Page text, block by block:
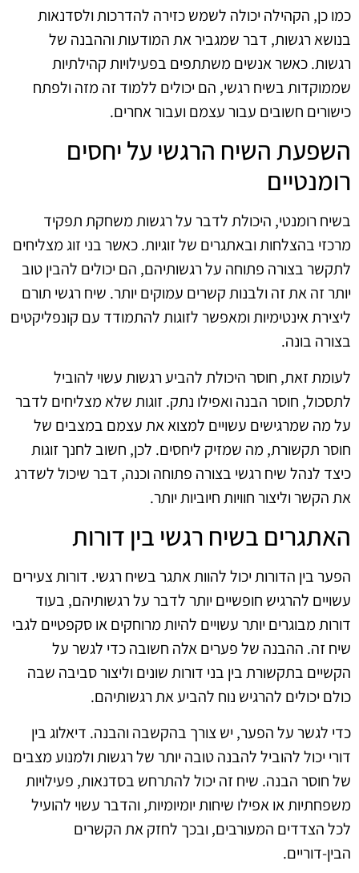
כמו כן, הקהילה יכולה לשמש כזירה להדרכות ולסדנאות
בנושא רגשות, דבר שמגביר את המודעות וההבנה של
רגשות. כאשר אנשים משתתפים בפעילויות קהילתיות
שממוקדות בשיח רגשי, הם יכולים ללמוד זה מזה ולפתח
כישורים חשובים עבור עצמם ועבור אחרים.
השפעת השיח הרגשי על יחסים
רומנטיים
בשיח רומנטי, היכולת לדבר על רגשות משחקת תפקיד
מרכזי בהצלחות ובאתגרים של זוגיות. כאשר בני זוג מצליחים
לתקשר בצורה פתוחה על רגשותיהם, הם יכולים להבין טוב
יותר זה את זה ולבנות קשרים עמוקים יותר. שיח רגשי תורם
ליצירת אינטימיות ומאפשר לזוגות להתמודד עם קונפליקטים
בצורה בונה.
לעומת זאת, חוסר היכולת להביע רגשות עשוי להוביל
לתסכול, חוסר הבנה ואפילו נתק. זוגות שלא מצליחים לדבר
על מה שמרגישים עשויים למצוא את עצמם במצבים של
חוסר תקשורת, מה שמזיק ליחסים. לכן, חשוב לחנך זוגות
כיצד לנהל שיח רגשי בצורה פתוחה וכנה, דבר שיכול לשדרג
את הקשר וליצור חוויות חיוביות יותר.
האתגרים בשיח רגשי בין דורות
הפער בין הדורות יכול להוות אתגר בשיח רגשי. דורות צעירים
עשויים להרגיש חופשיים יותר לדבר על רגשותיהם, בעוד
דורות מבוגרים יותר עשויים להיות מרוחקים או סקפטיים לגבי
שיח זה. ההבנה של פערים אלה חשובה כדי לגשר על
הקשיים בתקשורת בין בני דורות שונים וליצור סביבה שבה
כולם יכולים להרגיש נוח להביע את רגשותיהם.
כדי לגשר על הפער, יש צורך בהקשבה והבנה. דיאלוג בין
דורי יכול להוביל להבנה טובה יותר של רגשות ולמנוע מצבים
של חוסר הבנה. שיח זה יכול להתרחש בסדנאות, פעילויות
משפחתיות או אפילו שיחות יומיומיות, והדבר עשוי להועיל
לכל הצדדים המעורבים, ובכך לחזק את הקשרים
הבין-דוריים.